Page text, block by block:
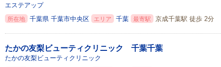
エステアップ
所在地 千葉県 千葉市中央区 エリア 千葉 最寄駅 京成千葉駅 徒歩 2分
たかの友梨ビューティクリニック 千葉千葉
たかの友梨ビューティクリニック